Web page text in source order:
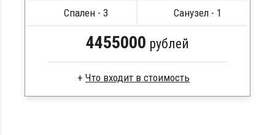
Спален - 3 Санузел - 1
4455000 рублей